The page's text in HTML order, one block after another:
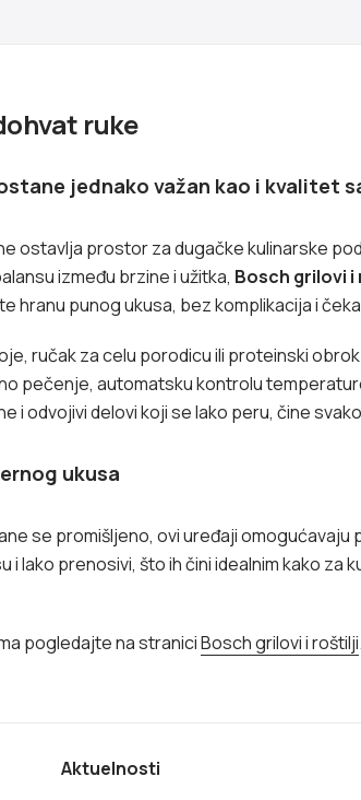
ruke
jednako važan kao i kvalitet
ostavlja prostor za dugačke kulinarske
između brzine i užitka, Bosch grilovi i
hranu punog ukusa, bez komplikacija i
ručak za celu porodicu ili proteinski
pečenje, automatsku kontrolu
i odvojivi delovi koji se lako peru, čine
ukusa
se promišljeno, ovi uređaji
i lako prenosivi, što ih čini idealnim kako za
pogledajte na straniciBosch grilovi i roštilji.
Aktuelnosti